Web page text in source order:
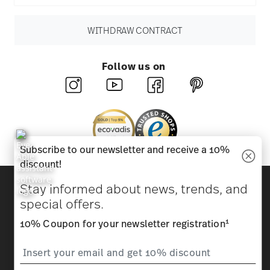
WITHDRAW CONTRACT
Follow us on
Beauty & functionality for your home
Homepage General terms and conditions
Privacy
Subscribe to our newsletter and receive a 10%
discount!
Stay informed about news, trends, and
special offers.
10% Coupon for your newsletter registration1